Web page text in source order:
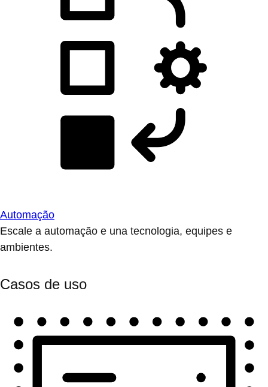
Automação
Escale a automação e una tecnologia, equipes e
ambientes.
Casos de uso